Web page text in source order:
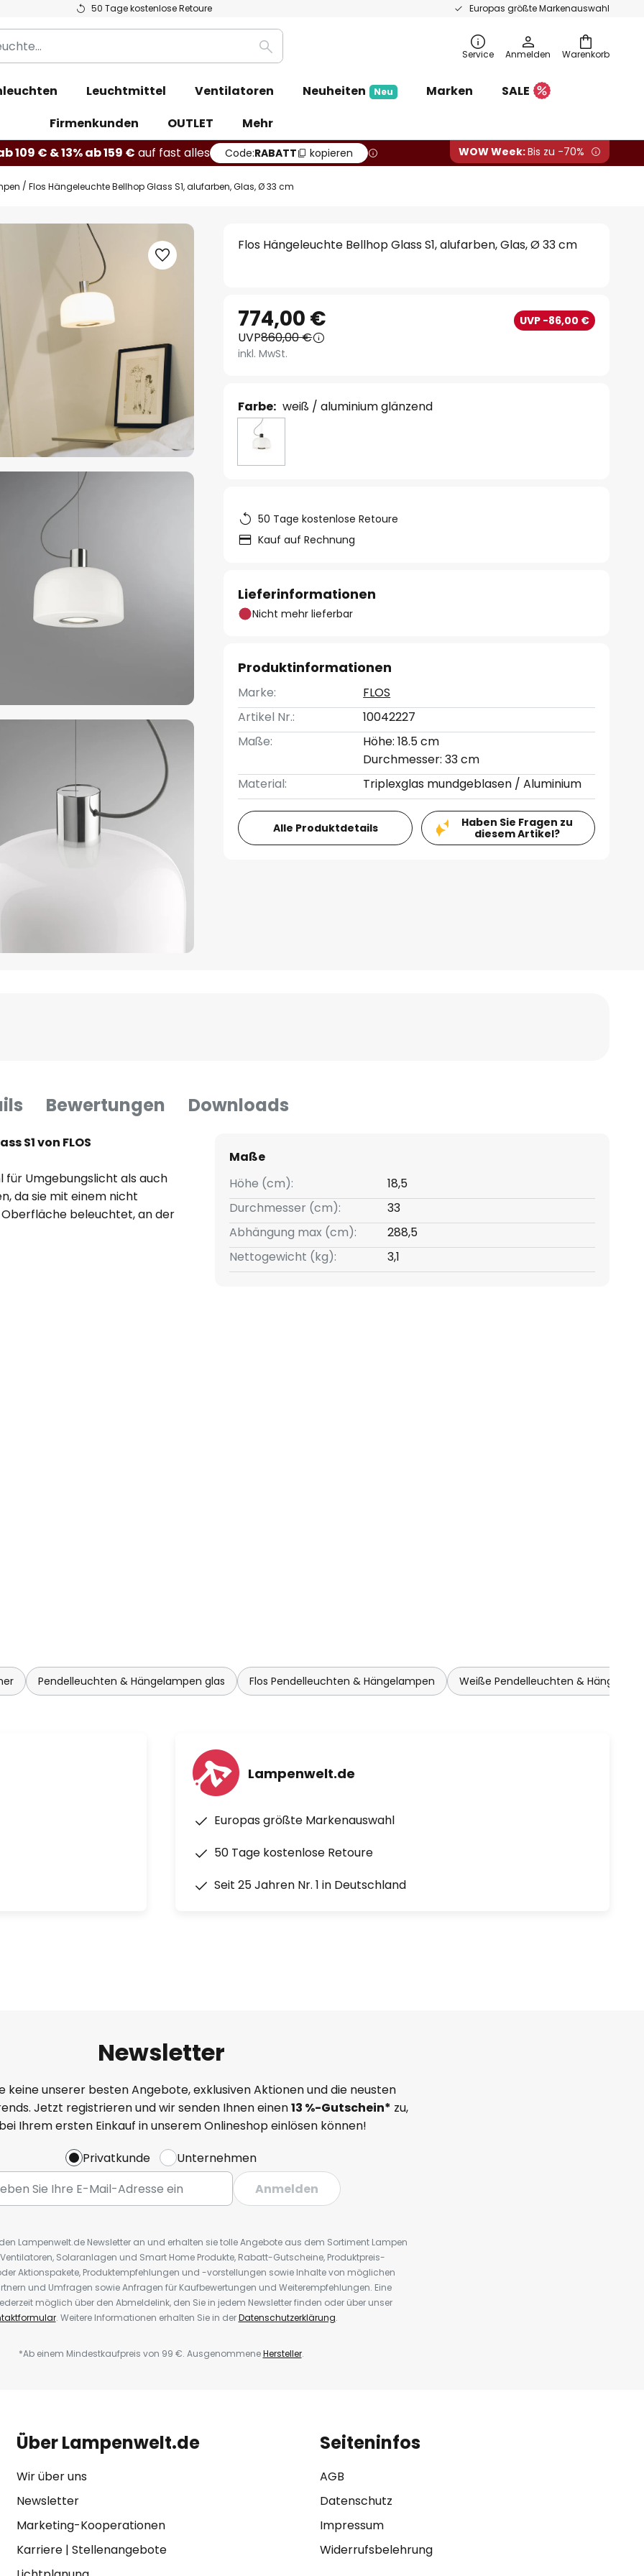
50 Tage kostenlose Retoure Europas größte Markenauswahl
Warenkorb
Suche Service Anmelden
Leuchtmittel Ventilatoren Neuheiten Neu Marken
SALE
Firmenkunden
OUTLET
Mehr
109 € & 13% ab 159 € auf fast alles Code:RABATT kopieren WOW Week:Bis zu -70%
Flos Hängeleuchte Bellhop Glass S1, alufarben, Glas, Ø 33 cm
Flos Hängeleuchte Bellhop Glass S1, alufarben, Glas, Ø 33 cm
774,00 € UVP -86,00 €
UVP860,00 €
inkl. MwSt.
Farbe: weiß / aluminium glänzend
50 Tage kostenlose Retoure
Kauf auf Rechnung
Lieferinformationen
Nicht mehr lieferbar
Produktinformationen
Marke:
FLOS
Artikel Nr.:
10042227
Maße:
Höhe: 18.5 cm
Durchmesser: 33 cm
Material:
Triplexglas mundgeblasen / Aluminium
Alle Produktdetails
Haben Sie Fragen zu
diesem Artikel?
Bewertungen Downloads
S1 von FLOS
für Umgebungslicht als auch
da sie mit einem nicht
beleuchtet, an der
Maße
Höhe (cm):
18,5
Durchmesser (cm):
33
Abhängung max (cm):
288,5
Nettogewicht (kg):
3,1
Pendelleuchten & Hängelampen glas Flos Pendelleuchten & Hängelampen Weiße Pendelleuchten &
Lampenwelt.de
Europas größte Markenauswahl
50 Tage kostenlose Retoure
Seit 25 Jahren Nr. 1 in Deutschland
Newsletter
keine unserer besten Angebote, exklusiven Aktionen und die neusten
Jetzt registrieren und wir senden Ihnen einen13 %-Gutschein* zu,
Ihrem ersten Einkauf in unserem Onlineshop einlösen können!
Privatkunde
Unternehmen
Anmelden
Lampenwelt.de Newsletter an und erhalten sie tolle Angebote aus dem Sortiment Lampen
Solaranlagen und Smart Home Produkte, Rabatt-Gutscheine, Produktpreis-
Aktionspakete, Produktempfehlungen und -vorstellungen sowie Inhalte von möglichen
und Umfragen sowie Anfragen für Kaufbewertungen und Weiterempfehlungen. Eine
möglich über den Abmeldelink, den Sie in jedem Newsletter finden oder über unser
. Weitere Informationen erhalten Sie in derDatenschutzerklärung.
*Ab einem Mindestkaufpreis von 99 €. AusgenommeneHersteller.
Über Lampenwelt.de
Wir über uns
Newsletter
Marketing-Kooperationen
Karriere| Stellenangebote
Seiteninfos
AGB
Datenschutz
Impressum
Widerrufsbelehrung